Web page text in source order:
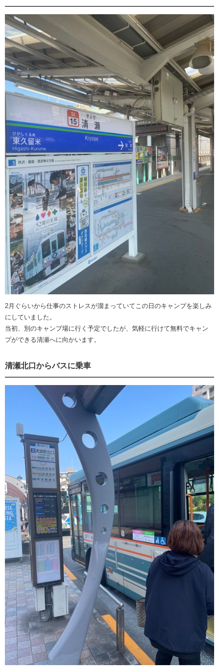
2月ぐらいから仕事のストレスが溜まっていてこの日のキャンプを楽しみ
にしていました。
当初、別のキャンプ場に行く予定でしたが、気軽に行けて無料でキャン
プができる清瀬へに向かいます。
清瀬北口からバスに乗車